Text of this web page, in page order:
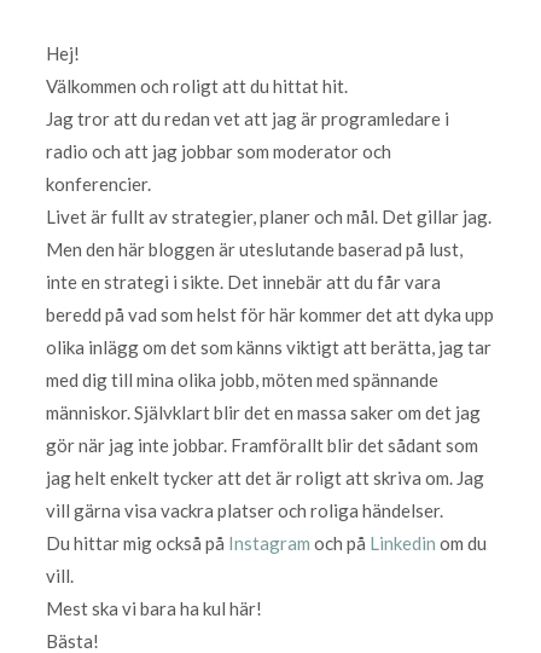
Hej!
Välkommen och roligt att du hittat hit.
Jag tror att du redan vet att jag är programledare i
radio och att jag jobbar som moderator och
konferencier.
Livet är fullt av strategier, planer och mål. Det gillar jag.
Men den här bloggen är uteslutande baserad på lust,
inte en strategi i sikte. Det innebär att du får vara
beredd på vad som helst för här kommer det att dyka upp
olika inlägg om det som känns viktigt att berätta, jag tar
med dig till mina olika jobb, möten med spännande
människor. Självklart blir det en massa saker om det jag
gör när jag inte jobbar. Framförallt blir det sådant som
jag helt enkelt tycker att det är roligt att skriva om. Jag
vill gärna visa vackra platser och roliga händelser.
Du hittar mig också på Instagram och på Linkedin om du
vill.
Mest ska vi bara ha kul här!
Bästa!